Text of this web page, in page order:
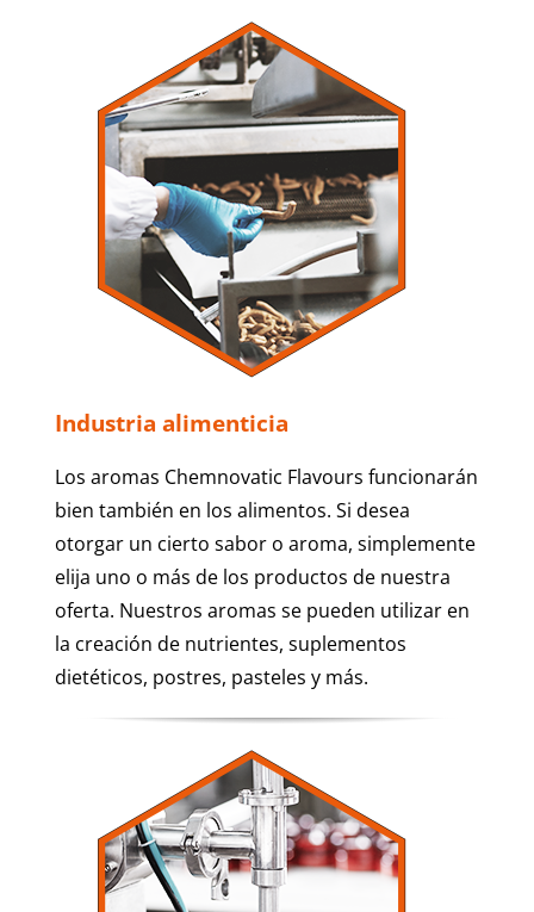
Industria alimenticia
Los aromas Chemnovatic Flavours funcionarán
bien también en los alimentos. Si desea
otorgar un cierto sabor o aroma, simplemente
elija uno o más de los productos de nuestra
oferta. Nuestros aromas se pueden utilizar en
la creación de nutrientes, suplementos
dietéticos, postres, pasteles y más.